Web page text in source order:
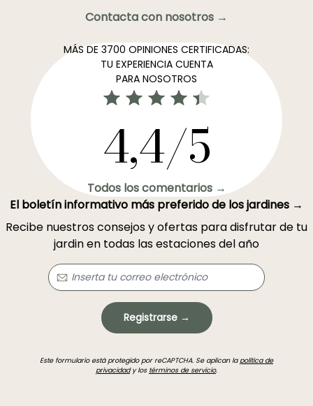
Contacta con nosotros →
MÁS DE 3700 OPINIONES CERTIFICADAS:
TU EXPERIENCIA CUENTA
PARA NOSOTROS
4,4/5
Todos los comentarios →
El boletín informativo más preferido de los jardines →
Recibe nuestros consejos y ofertas para disfrutar de tu
jardin en todas las estaciones del año
Registrarse →
Este formulario está protegido por reCAPTCHA. Se aplican lapolítica de
privacidady los términos de servicio.